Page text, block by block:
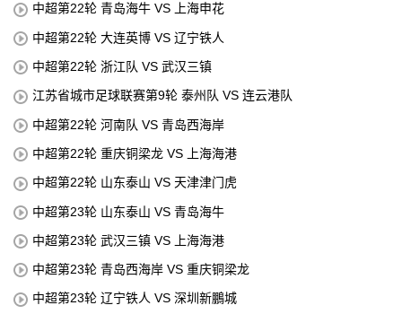
中超第22轮 青岛海牛 VS 上海申花
中超第22轮 大连英博 VS 辽宁铁人
中超第22轮 浙江队 VS 武汉三镇
江苏省城市足球联赛第9轮 泰州队 VS 连云港队
中超第22轮 河南队 VS 青岛西海岸
中超第22轮 重庆铜梁龙 VS 上海海港
中超第22轮 山东泰山 VS 天津津门虎
中超第23轮 山东泰山 VS 青岛海牛
中超第23轮 武汉三镇 VS 上海海港
中超第23轮 青岛西海岸 VS 重庆铜梁龙
中超第23轮 辽宁铁人 VS 深圳新鵬城